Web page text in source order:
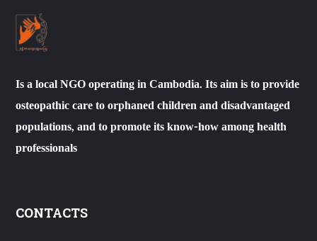
Is a local NGO operating in Cambodia. Its aim is to provide
osteopathic care to orphaned children and disadvantaged
populations, and to promote its know-how among health
professionals
CONTACTS